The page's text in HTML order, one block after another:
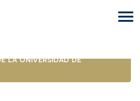
la Universidad de